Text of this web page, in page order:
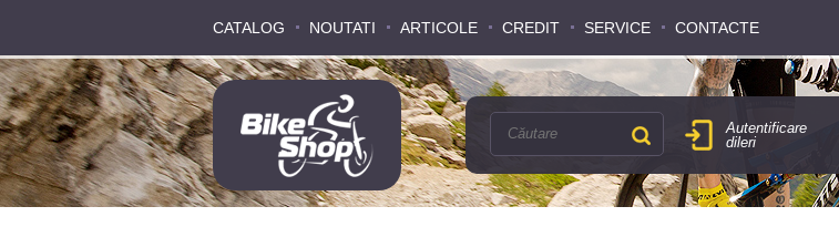
CATALOG NOUTATI ARTICOLE CREDIT SERVICE CONTACTE
CATALOG NOUTATI ARTICOLE CREDIT SERVICE CONTACTE
Autentificare
dileri